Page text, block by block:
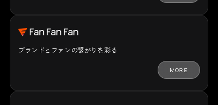
Fan Fan Fan
ブランドとファンの繋がりを彩る
MORE